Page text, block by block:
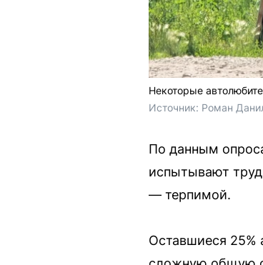
Некоторые
Источник: Роман
По данным
испытывают
— терпимой.
Оставшиеся 25%